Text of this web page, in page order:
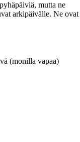
mutta ne
arkipäivälle. Ne ovat
(monilla vapaa)